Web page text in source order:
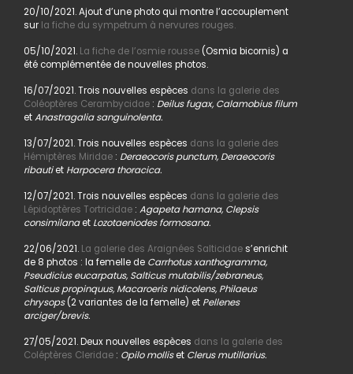
20/10/2021. Ajout d’une photo qui montre l’accouplement
sur la fiche du sympetrum à nervures rouges.
05/10/2021. La fiche de l’osmie rousse(Osmia bicornis) a
été complémentée de nouvelles photos.
16/07/2021. Trois nouvelles espèces dans la galerie des
Coléoptères Cerambycidae: Deilus fugax, Calamobius filum
etAnastragalia sanguinolenta.
13/07/2021. Trois nouvelles espèces dans la galerie des
Hémiptères Miridae: Deraeocoris punctum, Deraeocoris
ribautiet Harpocera thoracica.
12/07/2021. Trois nouvelles espèces dans la galerie des
Lépidoptères Tortricidae: Agapeta hamana, Clepsis
consimilanaet Lozotaeniodes formosana.
22/06/2021. La galerie des Araignées Salticidaes’enrichit
de 8 photos : la femelle de Carrhotus xanthogramma,
Pseudicius eucarpatus, Salticus mutabilis/zebraneus,
Salticus propinquus, Macaroeris nidicolens, Philaeus
chrysops(2 variantes de la femelle) et Pellenes
arciger/brevis.
27/05/2021. Deux nouvelles espèces dans la galerie des
Coléptères Cleridae: Opilo molliset Clerus mutillarius.